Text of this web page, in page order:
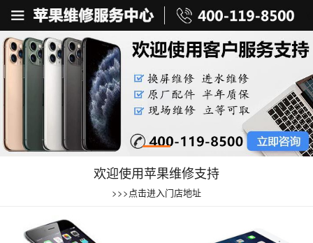
欢迎使用苹果维修支持
>>>点击进入门店地址